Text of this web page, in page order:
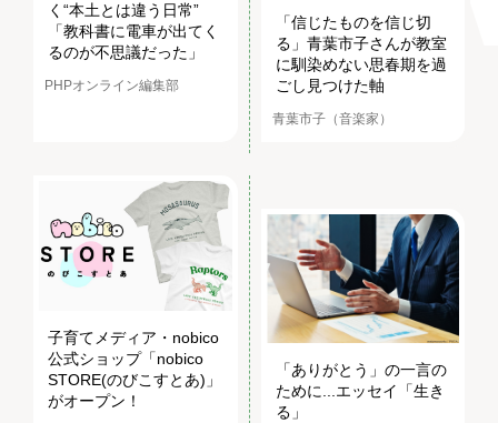
く“本土とは違う日常”
「教科書に電車が出てく
るのが不思議だった」
PHPオンライン編集部
「信じたものを信じ切
る」青葉市子さんが教室
に馴染めない思春期を過
ごし見つけた軸
青葉市子（音楽家）
子育てメディア・nobico
公式ショップ「nobico
STORE(のびこすとあ)」
がオープン！
「ありがとう」の一言の
ために...エッセイ「生き
る」